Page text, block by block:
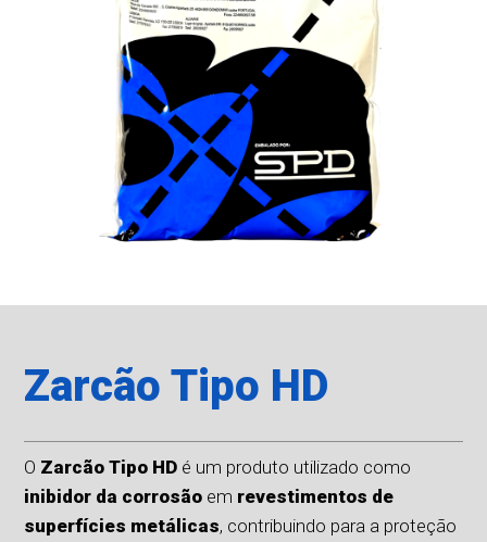
Zarcão Tipo HD
O Zarcão Tipo HD é um produto utilizado como
inibidor da corrosão em revestimentos de
superfícies metálicas, contribuindo para a proteção